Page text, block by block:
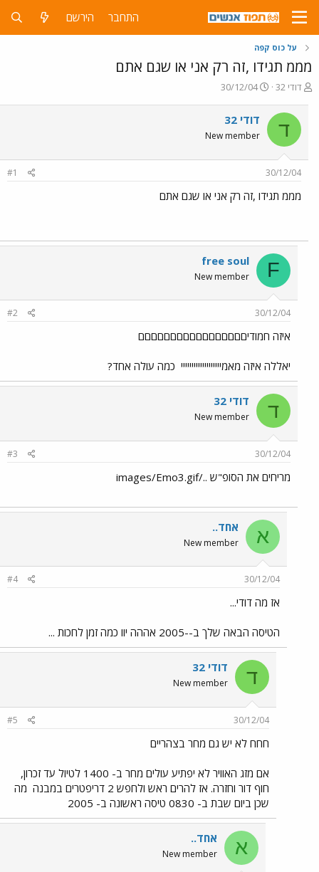
התחבר הירשם
על כוס קפה
מממ תגידו ,זה רק אני או שגם אתם
פ
ח
ה
ו
ש
דודי 32
פ
ס
ם
ת
30/12/04
ד דודי 32
New member
30/12/04
#1
מממ תגידו ,זה רק אני או שגם אתם
F
free soul
New member
30/12/04
#2
איזה חמודיםםםםםםםםםםםםםםםםם
יאללה איזה מאמייייייייייייייייייי כמה עולה אחד?
ד דודי 32
New member
30/12/04
#3
מריחים את הסופ"ש ../images/Emo3.gif
א אחד..
New member
30/12/04
#4
אז מה דודי...
הטיסה הבאה שלך ב--2005 אההה יוו כמה זמן לחכות ...
ד דודי 32
New member
30/12/04
#5
חחח לא יש גם מחר בצהריים
אם מזג האוויר לא יפתיע עולים מחר ב- 1400 לטיול עד זכרון,
חוף דור וחזרה. אז להרים ראש ולחפש 2 דריפטרים במבנה
מה
שכן ביום שבת ב- 0830 טיסה ראשונה ב- 2005
א אחד..
New member